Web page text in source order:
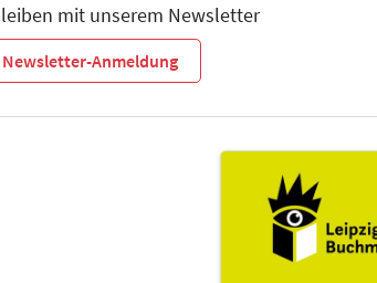
mit unserem Newsletter
Anmeldung